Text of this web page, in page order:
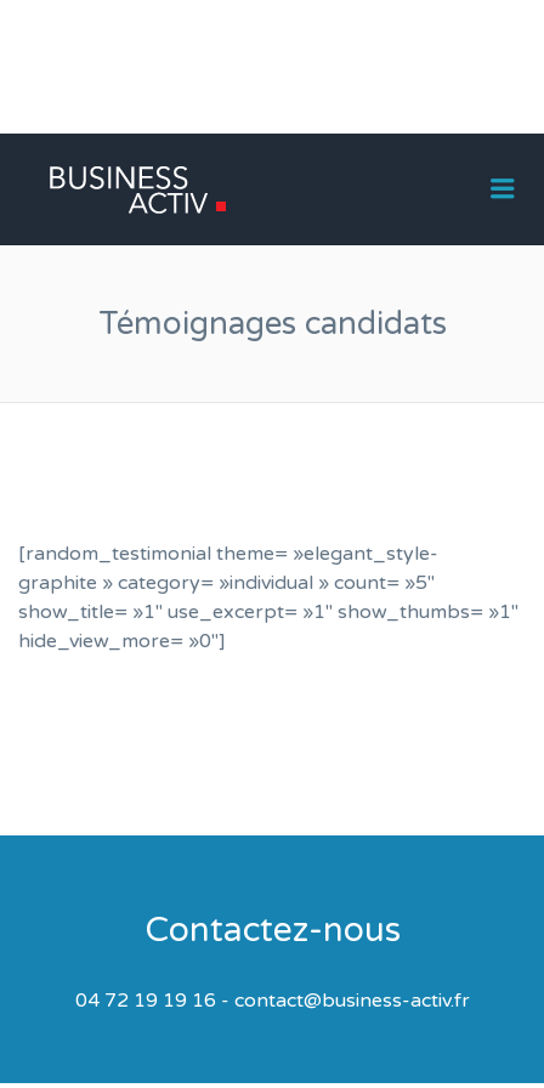
Témoignages candidats
[random_testimonial theme= »elegant_style-
graphite » category= »individual » count= »5″
show_title= »1″ use_excerpt= »1″ show_thumbs= »1″
hide_view_more= »0″]
Contactez-nous
04 72 19 19 16 - contact@business-activ.fr